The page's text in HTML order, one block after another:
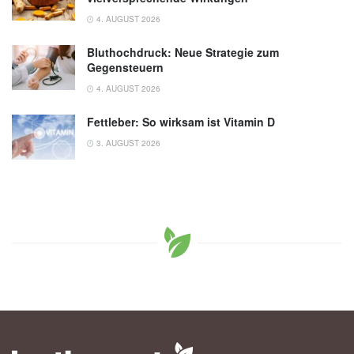
4. AUGUST 2026
Bluthochdruck: Neue Strategie zum
Gegensteuern
4. AUGUST 2026
Fettleber: So wirksam ist Vitamin D
3. AUGUST 2026